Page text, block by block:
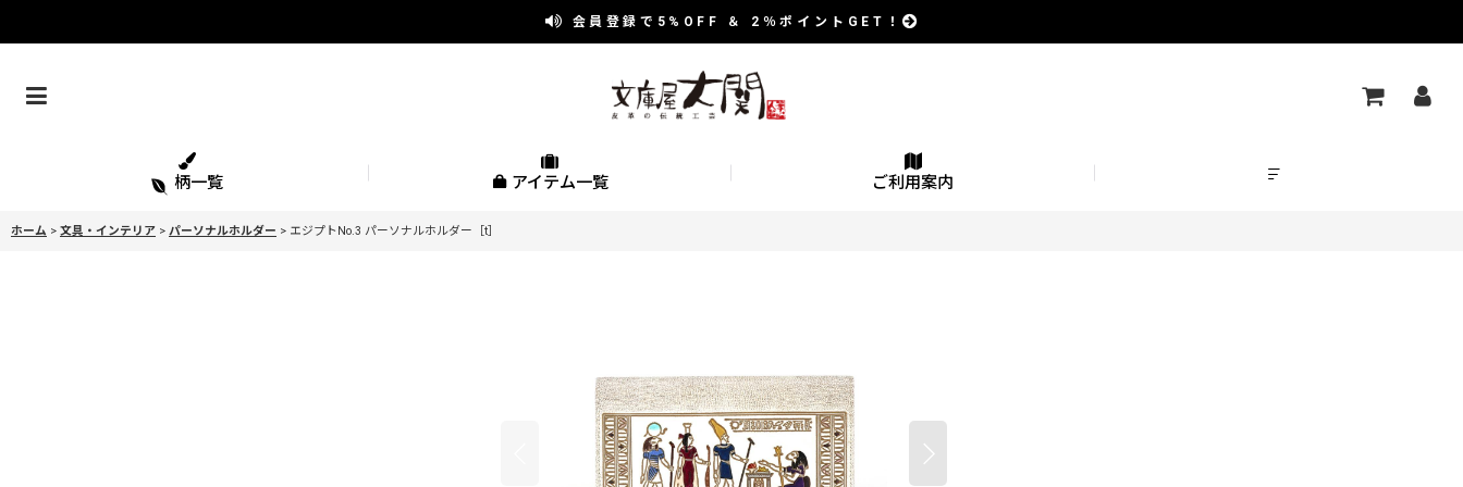
会員登録で 5%OFF ＆ 2％ポイントGET！
柄一覧 アイテム一覧 ご利用案内
ホーム > 文具・インテリア > パーソナルホルダー > エジプトNo.3 パーソナルホルダー［t］